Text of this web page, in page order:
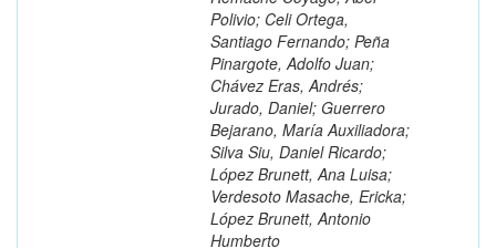
Polivio; Celi Ortega,
Santiago Fernando; Peña
Pinargote, Adolfo Juan;
Chávez Eras, Andrés;
Jurado, Daniel; Guerrero
Bejarano, María Auxiliadora;
Silva Siu, Daniel Ricardo;
López Brunett, Ana Luisa;
Verdesoto Masache, Ericka;
López Brunett, Antonio
Humberto